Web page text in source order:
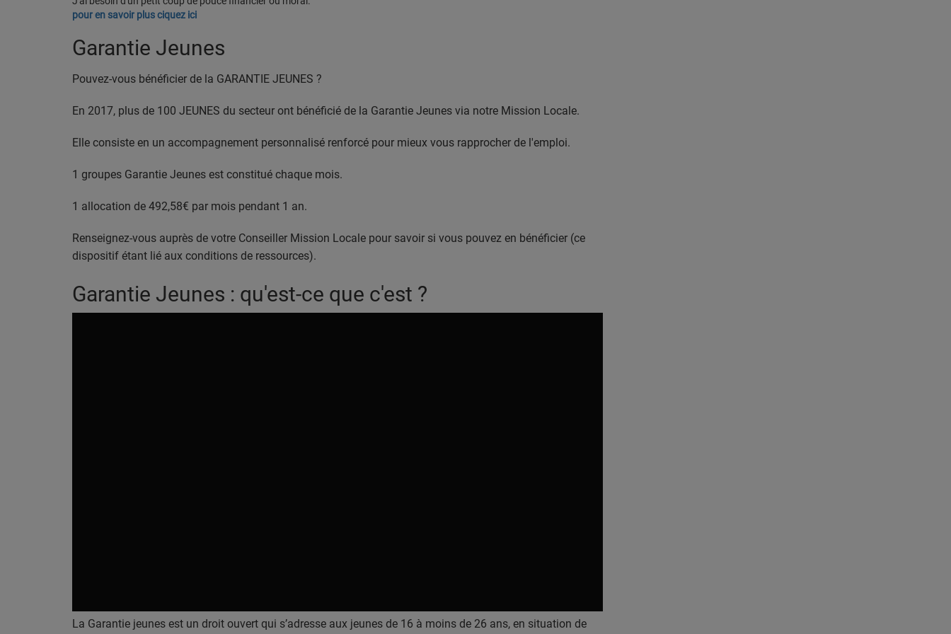
pour en savoir plus ciquez ici
Garantie Jeunes
Pouvez-vous bénéficier de la GARANTIE JEUNES ?
En 2017, plus de 100 JEUNES du secteur ont bénéficié de la Garantie Jeunes via notre Mission Locale.
Elle consiste en un accompagnement personnalisé renforcé pour mieux vous rapprocher de l'emploi.
1 groupes Garantie Jeunes est constitué chaque mois.
1 allocation de 492,58€ par mois pendant 1 an.
Renseignez-vous auprès de votre Conseiller Mission Locale pour savoir si vous pouvez en bénéficier (ce
dispositif étant lié aux conditions de ressources).
Garantie Jeunes : qu'est-ce que c'est ?
La Garantie jeunes est un droit ouvert qui s’adresse aux jeunes de 16 à moins de 26 ans, en situation de